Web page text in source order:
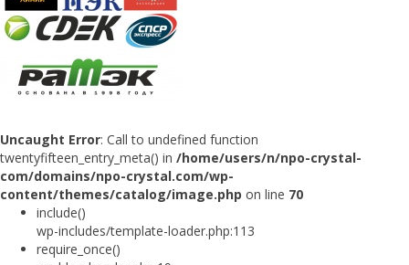
Uncaught Error: Call to undefined function
twentyfifteen_entry_meta() in /home/users/n/npo-crystal-
com/domains/npo-crystal.com/wp-
content/themes/catalog/image.php on line 70
include()
wp-includes/template-loader.php:113
require_once()